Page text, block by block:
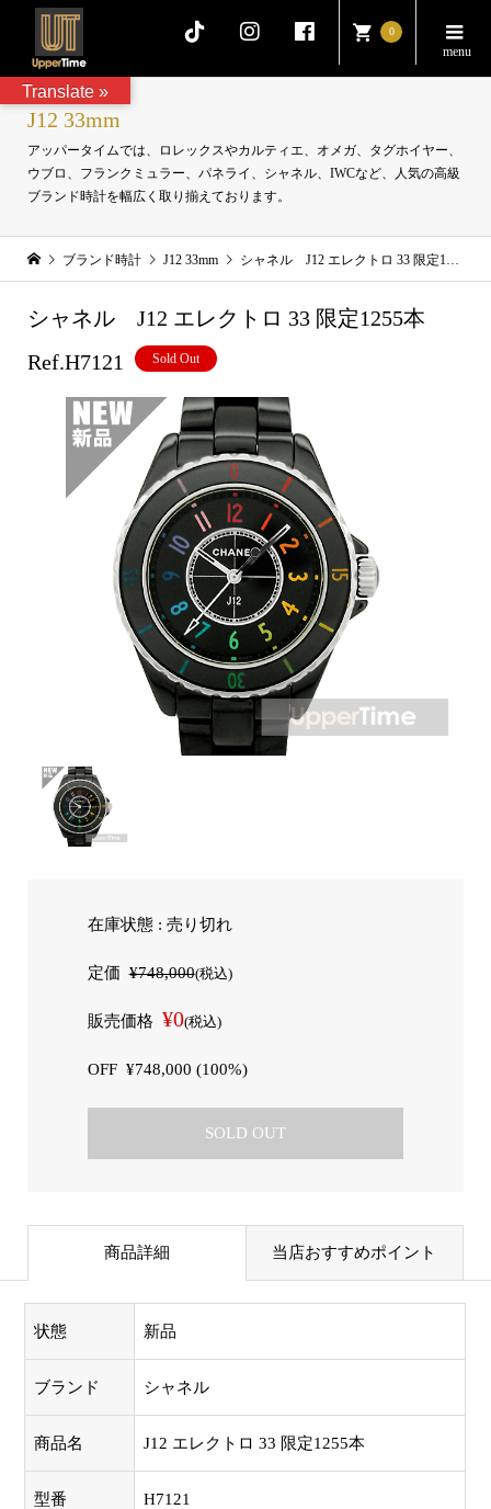
0
J12 33mm
アッパータイムでは、ロレックスやカルティエ、オメガ、タグホイヤー、
ウブロ、フランクミュラー、パネライ、シャネル、IWCなど、人気の高級
ブランド時計を幅広く取り揃えております。
ブランド時計 J12 33mm シャネル J12 エレクトロ 33 限定1255本 Ref.H7121
シャネル J12 エレクトロ 33 限定1255本
Ref.H7121
Sold Out
在庫状態 : 売り切れ
定価¥748,000(税込)
販売価格 ¥0(税込)
OFF ¥748,000 (100%)
SOLD OUT
商品詳細 当店おすすめポイント
状態 新品
ブランド シャネル
商品名 J12 エレクトロ 33 限定1255本
型番 H7121
Translate »